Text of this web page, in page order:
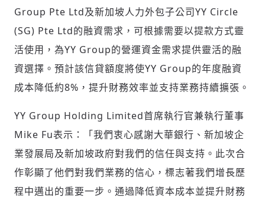
Group Pte Ltd及新加坡人力外包子公司YY Circle
(SG) Pte Ltd的融資需求，可根據需要以提款方式靈
活使用，為YY Group的營運資金需求提供靈活的融
資選擇。預計該信貸額度將使YY Group的年度融資
成本降低約8%，提升財務效率並支持業務持續擴張。
YY Group Holding Limited首席執行官兼執行董事
Mike Fu表示：「我們衷心感謝大華銀行、新加坡企
業發展局及新加坡政府對我們的信任與支持。此次合
作彰顯了他們對我們業務的信心，標志著我們增長歷
程中邁出的重要一步。通過降低資本成本並提升財務